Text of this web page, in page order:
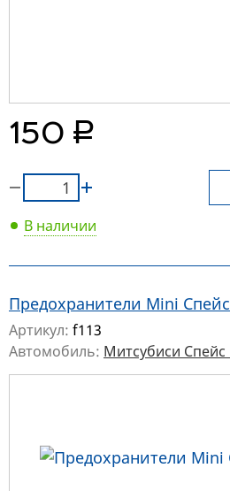
150 руб.
В наличии
Предохранители Mini
Артикул: f113
Автомобиль: Митсубиси Спейс